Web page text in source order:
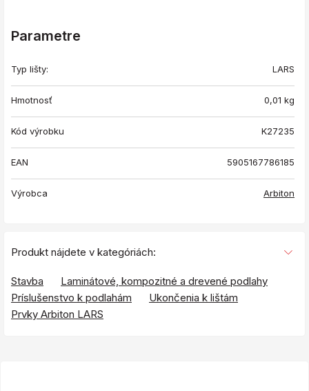
Parametre
Typ lišty: LARS
Hmotnosť 0,01 kg
Kód výrobku K27235
EAN 5905167786185
Výrobca Arbiton
Produkt nájdete v kategóriách:
Stavba
Laminátové, kompozitné a drevené podlahy
Príslušenstvo k podlahám
Ukončenia k lištám
Prvky Arbiton LARS